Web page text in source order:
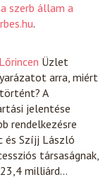
szerb állam a
.
Üzlet
arra, miért
A
jelentése
rendelkezésre
és Szíjj László
társaságnak,
milliárd…